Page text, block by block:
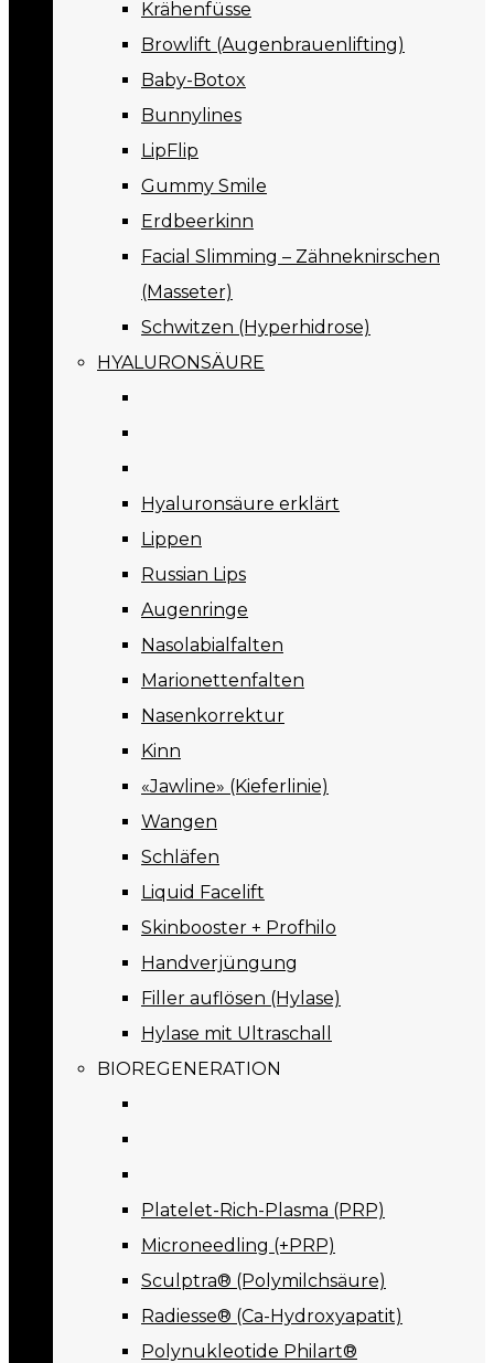
Krähenfüsse
Browlift (Augenbrauenlifting)
Baby-Botox
Bunnylines
LipFlip
Gummy Smile
Erdbeerkinn
Facial Slimming – Zähneknirschen
(Masseter)
Schwitzen (Hyperhidrose)
HYALURONSÄURE
Hyaluronsäure erklärt
Lippen
Russian Lips
Augenringe
Nasolabialfalten
Marionettenfalten
Nasenkorrektur
Kinn
«Jawline» (Kieferlinie)
Wangen
Schläfen
Liquid Facelift
Skinbooster + Profhilo
Handverjüngung
Filler auflösen (Hylase)
Hylase mit Ultraschall
BIOREGENERATION
Platelet-Rich-Plasma (PRP)
Microneedling (+PRP)
Sculptra® (Polymilchsäure)
Radiesse® (Ca-Hydroxyapatit)
Polynukleotide Philart®